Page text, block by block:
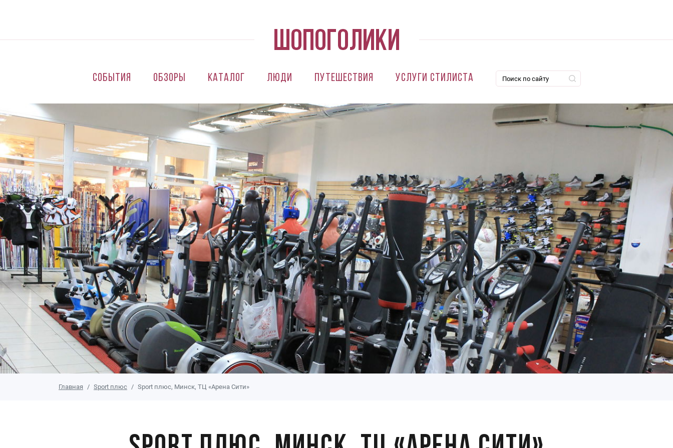
События Обзоры Каталог Люди Путешествия Услуги стилиста
Главная Sport плюс Sport плюс, Минск, ТЦ «Арена Сити»